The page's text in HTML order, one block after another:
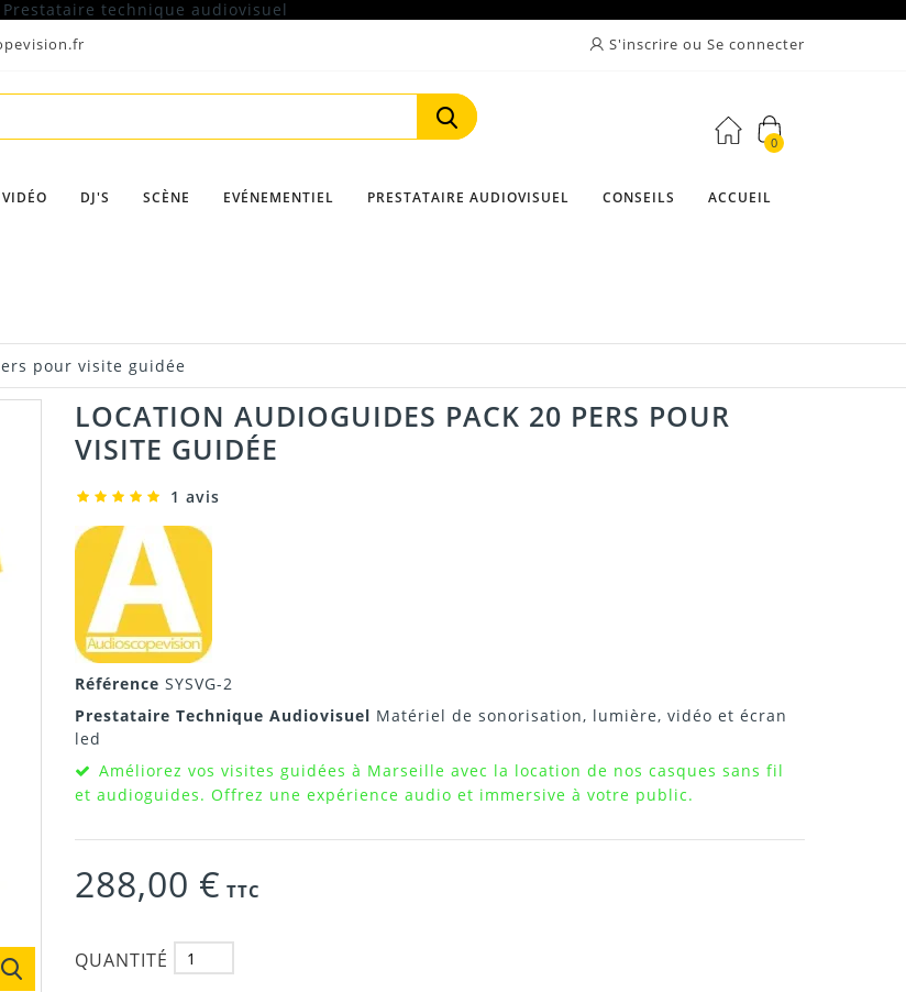
S'inscrire ou Se connecter
0
VIDÉO DJ'S SCÈNE EVÉNEMENTIEL PRESTATAIRE AUDIOVISUEL CONSEILS ACCUEIL
pour visite guidée
LOCATION AUDIOGUIDES PACK 20 PERS POUR
VISITE GUIDÉE
1 avis
Référence SYSVG-2
Prestataire Technique Audiovisuel Matériel de sonorisation, lumière, vidéo et écran
led
Améliorez vos visites guidées à Marseille avec la location de nos casques sans fil
et audioguides. Offrez une expérience audio et immersive à votre public.
288,00 € TTC
QUANTITÉ